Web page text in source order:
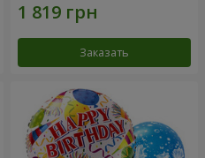
Заказать